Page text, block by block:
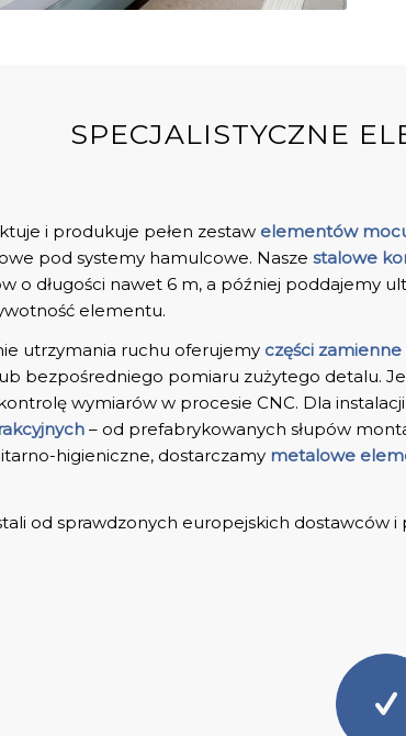
SPECJALISTYCZNE
i produkuje pełen zestaw elementów
pod systemy hamulcowe. Nasze stalowe
o długości nawet 6 m, a później poddajemy
elementu.
utrzymania ruchu oferujemy części
bezpośredniego pomiaru zużytego detalu.
wymiarów w procesie CNC. Dla
– od prefabrykowanych słupów
higieniczne, dostarczamy metalowe
od sprawdzonych europejskich dostawców